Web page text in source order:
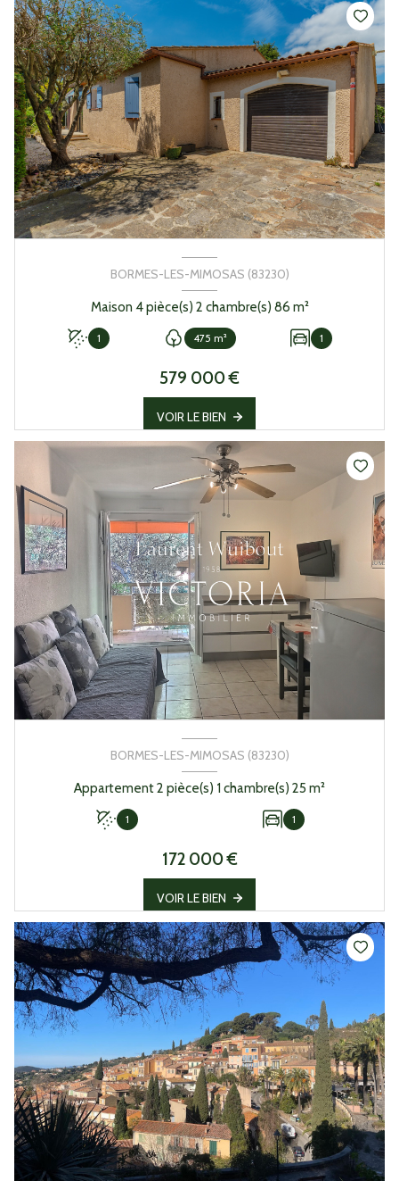
BORMES-LES-MIMOSAS (83230)
Maison 4 pièce(s) 2 chambre(s) 86 m²
1 475 m² 1
579 000 €
VOIR LE BIEN
BORMES-LES-MIMOSAS (83230)
Appartement 2 pièce(s) 1 chambre(s) 25 m²
1 1
172 000 €
VOIR LE BIEN